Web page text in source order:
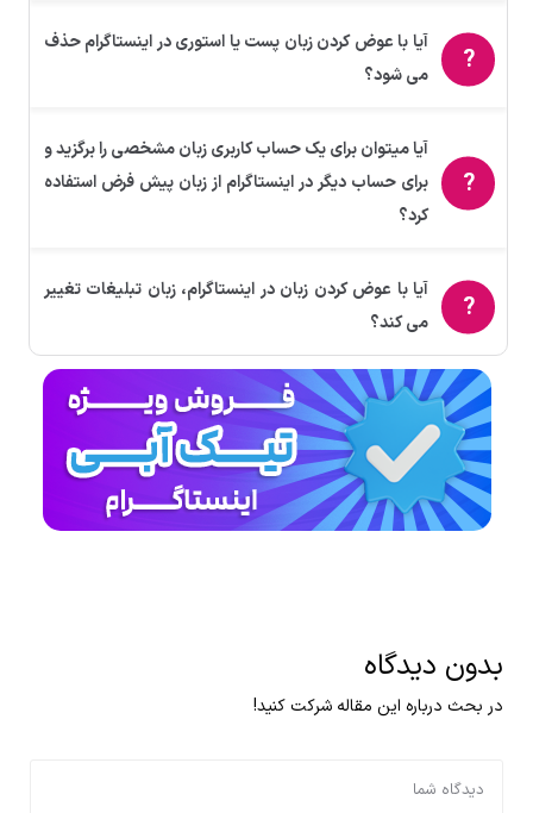
آیا با عوض کردن زبان پست یا استوری در اینستاگرام حذف
می شود؟
آیا میتوان برای یک حساب کاربری زبان مشخصی را برگزید و
برای حساب دیگر در اینستاگرام از زبان پیش فرض استفاده
کرد؟
آیا با عوض کردن زبان در اینستاگرام، زبان تبلیغات تغییر
می کند؟
بدون دیدگاه
در بحث درباره این مقاله شرکت کنید!